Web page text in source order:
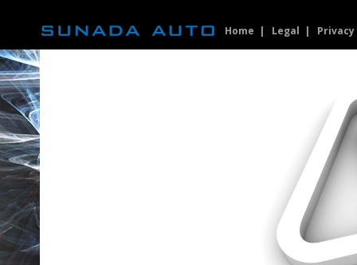
Home Legal